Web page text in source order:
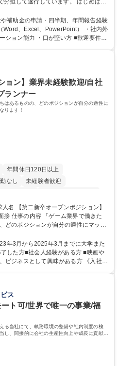
分担して遂行しています。 はじめは担
ゆくゆくはリーダーやマネージャーポ
す。 【総務・人事グルー
採用活動 ・教育研修の企画、実行 ・勤
の会議運営（評議員会、理事会） ・
合せ、相談対応 ・その他日常の総務
補助金の申請・四半期、年間報告経験
Word、Excel、PowerPoint） ・社内外
能力 ・口が堅い方 ■歓迎要件
ョン】業界未経験歓迎/自社
ランナー
はあるものの、どのポジションが自分の適性に
ります！
年間休日120日以上
なし
未経験者歓迎
自由 昼食補助あり
第二新卒歓迎
きた
どのポジションが自分の適性にマッチ
ンナー/データ
ンジニ ア/インフラエンジニアな
ストレ ーターなど）等から、面接で
ンをご案内いたします。ゲームやエン
面接
年3月から2025年3月までに大学また
した方■社会人経験がある方 ■映画や
ネスとして興味がある方 《入社実
ス
ート可/世界で唯一の事業/福
る当社にて、執務環境の整備や社内制度の検
し、間接的に会社の生産性向上や成長に貢献し